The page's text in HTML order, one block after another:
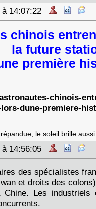
14:07:22
chinois
la future
première
chinois-
dune-premiere-
le soleil brille
14:56:05
des spécialistes
et droits des
Les industriels